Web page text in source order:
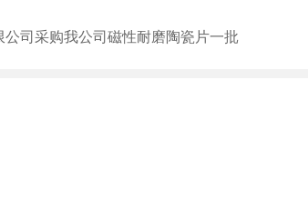
公司采购我公司磁性耐磨陶瓷片一批